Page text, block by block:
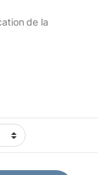
de la
: 340,00 DH à